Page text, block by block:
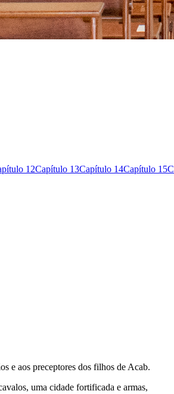
12Capítulo 13Capítulo 14Capítulo 15
e aos preceptores dos filhos de Acab.
uma cidade fortificada e armas,